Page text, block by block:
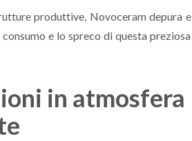
produttive, Novoceram depura e
e lo spreco di questa preziosa
in atmosfera